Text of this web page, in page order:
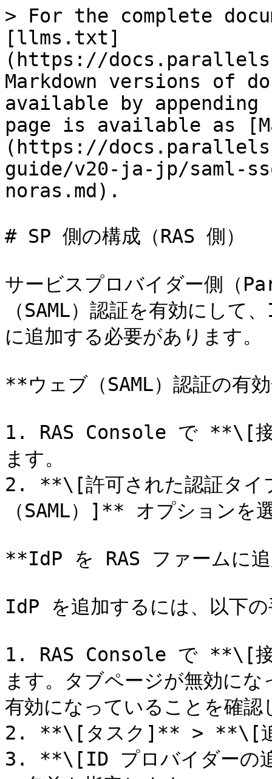
> For the complete
[llms.txt]
(https://
Markdown versions of
available by
page is available as
(https://
guide/v20-ja-jp/saml-
noras.md).
# SP 側の構成（RAS 側）
サービスプロバイダー側（
（SAML）認証を有効にし
に追加する必要があります。
**ウェブ（SAML）認証の有
1. RAS Console で **\[
ます。
2. **\[許可された認証タ
（SAML）]** オプションを
**IdP を RAS ファームに
IdP を追加するには、以下
1. RAS Console で **\[
ます。タブページが無効にな
有効になっていることを確
2. **\[タスク]** > **\[追
3. **\[ID プロバイダーの